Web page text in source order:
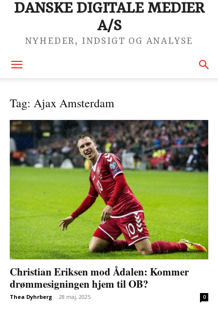
DANSKE DIGITALE MEDIER
A/S
NYHEDER, INDSIGT OG ANALYSE
Tag: Ajax Amsterdam
Christian Eriksen mod Ådalen: Kommer
drømmesigningen hjem til OB?
Thea Dyhrberg - 28 maj, 2025 0